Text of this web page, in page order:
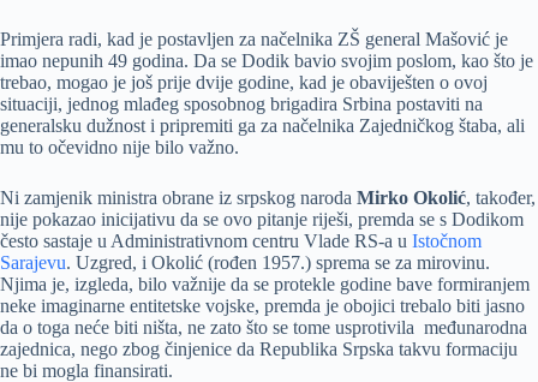
Primjera radi, kad je postavljen za načelnika ZŠ general Mašović je
imao nepunih 49 godina. Da se Dodik bavio svojim poslom, kao što je
trebao, mogao je još prije dvije godine, kad je obaviješten o ovoj
situaciji, jednog mlađeg sposobnog brigadira Srbina postaviti na
generalsku dužnost i pripremiti ga za načelnika Zajedničkog štaba, ali
mu to očevidno nije bilo važno.
Ni zamjenik ministra obrane iz srpskog naroda Mirko Okolić, također,
nije pokazao inicijativu da se ovo pitanje riješi, premda se s Dodikom
često sastaje u Administrativnom centru Vlade RS-a u Istočnom
Sarajevu. Uzgred, i Okolić (rođen 1957.) sprema se za mirovinu.
Njima je, izgleda, bilo važnije da se protekle godine bave formiranjem
neke imaginarne entitetske vojske, premda je obojici trebalo biti jasno
da o toga neće biti ništa, ne zato što se tome usprotivila međunarodna
zajednica, nego zbog činjenice da Republika Srpska takvu formaciju
ne bi mogla finansirati.